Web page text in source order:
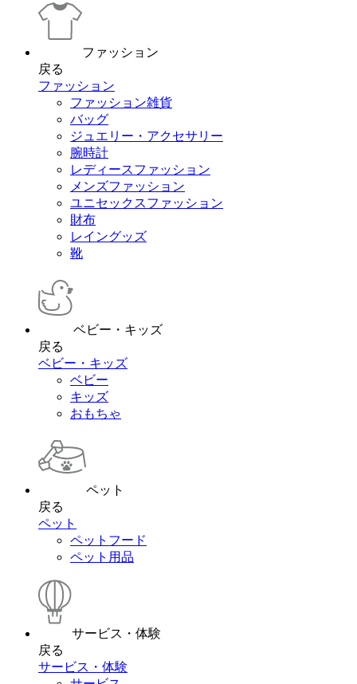
ファッション
戻る
ファッション
ファッション雑貨
バッグ
ジュエリー・アクセサリー
腕時計
レディースファッション
メンズファッション
ユニセックスファッション
財布
レイングッズ
靴
ベビー・キッズ
戻る
ベビー・キッズ
ベビー
キッズ
おもちゃ
ペット
戻る
ペット
ペットフード
ペット用品
サービス・体験
戻る
サービス・体験